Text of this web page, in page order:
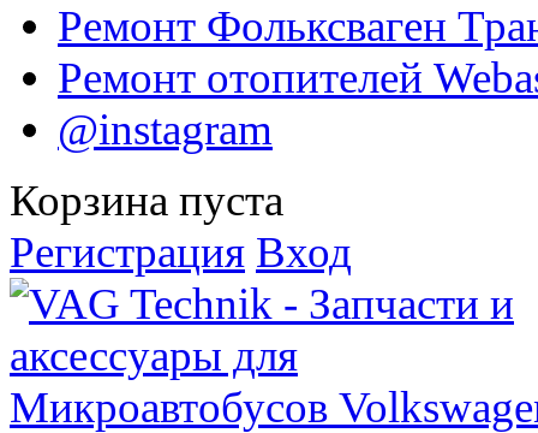
Ремонт Фольксваген
Ремонт отопителей
@instagram
Корзина пуста
Регистрация Вход